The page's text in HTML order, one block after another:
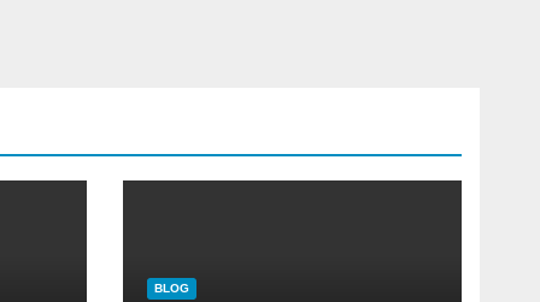
BLOG